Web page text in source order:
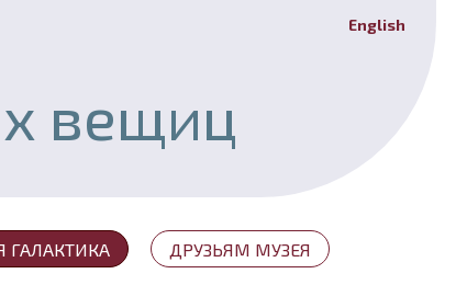
English
вещиц
ГАЛАКТИКА ДРУЗЬЯМ МУЗЕЯ